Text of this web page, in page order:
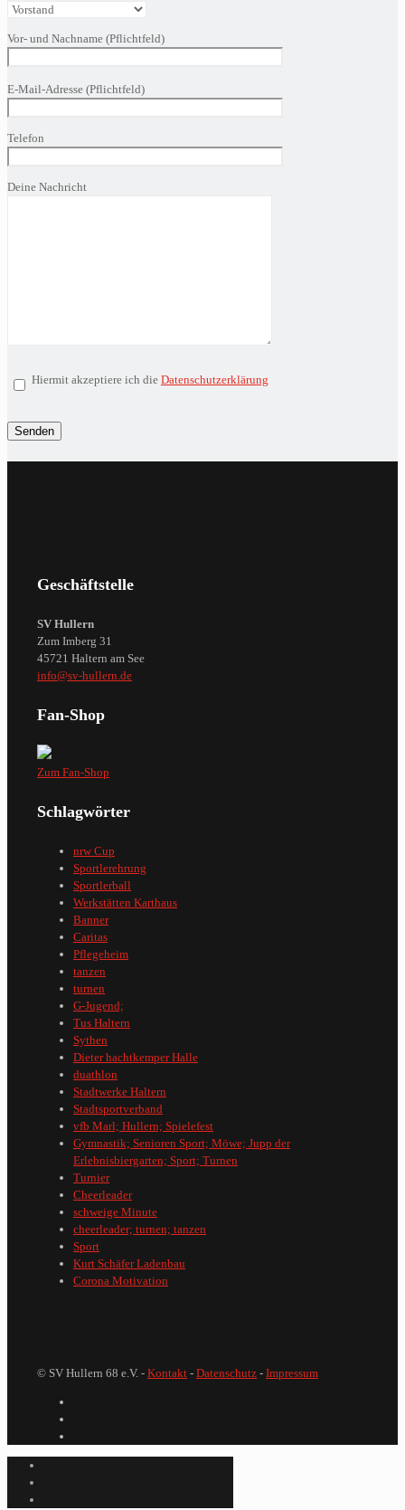
Vor- und Nachname (Pflichtfeld)
lasse
leer.
E-Mail-Adresse (Pflichtfeld)
Telefon
Deine Nachricht
Hiermit akzeptiere ich die Datenschutzerklärung
Geschäftstelle
SV Hullern
Zum Imberg 31
45721 Haltern am See
info@sv-hullern.de
Fan-Shop
Zum Fan-Shop
Schlagwörter
nrw Cup
Sportlerehrung
Sportlerball
Werkstätten Karthaus
Banner
Caritas
Pflegeheim
tanzen
turnen
G-Jugend;
Tus Haltern
Sythen
Dieter hachtkemper Halle
duathlon
Stadtwerke Haltern
Stadtsportverband
vfb Marl; Hullern; Spielefest
Gymnastik; Senioren Sport; Möwe; Jupp der
Erlebnisbiergarten; Sport; Turnen
Turnier
Cheerleader
schweige Minute
cheerleader; turnen; tanzen
Sport
Kurt Schäfer Ladenbau
Corona Motivation
© SV Hullern 68 e.V. - Kontakt - Datenschutz - Impressum